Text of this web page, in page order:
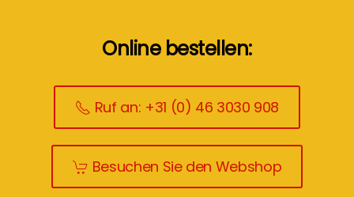
Online bestellen:
Ruf an: +31 (0) 46 3030 908
Besuchen Sie den Webshop